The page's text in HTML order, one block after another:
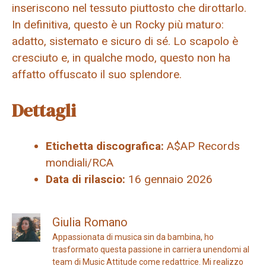
inseriscono nel tessuto piuttosto che dirottarlo.
In definitiva, questo è un Rocky più maturo:
adatto, sistemato e sicuro di sé. Lo scapolo è
cresciuto e, in qualche modo, questo non ha
affatto offuscato il suo splendore.
Dettagli
Etichetta discografica: A$AP Records
mondiali/RCA
Data di rilascio: 16 gennaio 2026
Giulia Romano
Appassionata di musica sin da bambina, ho
trasformato questa passione in carriera unendomi al
team di Music Attitude come redattrice. Mi realizzo